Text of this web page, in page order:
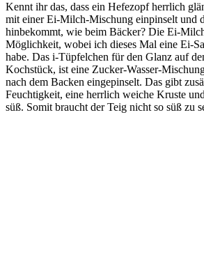
Kennt ihr das, dass ein Hefezopf herrlich
mit einer Ei-Milch-Mischung einpinselt und
hinbekommt, wie beim Bäcker? Die Ei-
Möglichkeit, wobei ich dieses Mal eine Ei-
habe. Das i-Tüpfelchen für den Glanz auf
Kochstück, ist eine Zucker-Wasser-
nach dem Backen eingepinselt. Das gibt
Feuchtigkeit, eine herrlich weiche Kruste
süß. Somit braucht der Teig nicht so süß zu